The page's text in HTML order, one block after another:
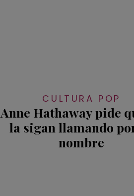
CULTURA POP
Anne Hathaway pide
la sigan llamando
nombre